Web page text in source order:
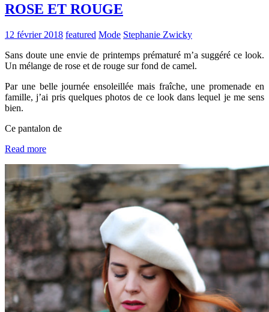
ROSE ET ROUGE
12 février 2018 featured Mode Stephanie Zwicky
Sans doute une envie de printemps prématuré m’a suggéré ce look.
Un mélange de rose et de rouge sur fond de camel.
Par une belle journée ensoleillée mais fraîche, une promenade en
famille, j’ai pris quelques photos de ce look dans lequel je me sens
bien.
Ce pantalon de
Read more